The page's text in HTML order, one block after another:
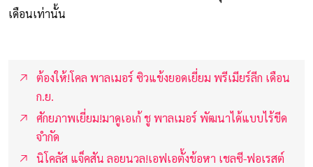
เดือนเท่านั้น
ต้องให้!โคล พาลเมอร์ ซิวแข้งยอดเยี่ยม พรีเมียร์ลีก เดือน
ก.ย.
ศักยภาพเยี่ยม!มาดูเอเก้ ชู พาลเมอร์ พัฒนาได้แบบไร้ขีด
จำกัด
นิโคลัส แจ็คสัน ลอยนวล!เอฟเอตั้งข้อหา เชลซี-ฟอเรสต์